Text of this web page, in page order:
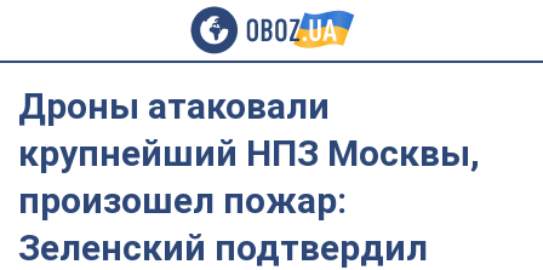
Дроны атаковали
крупнейший НПЗ Москвы,
произошел пожар:
Зеленский подтвердил